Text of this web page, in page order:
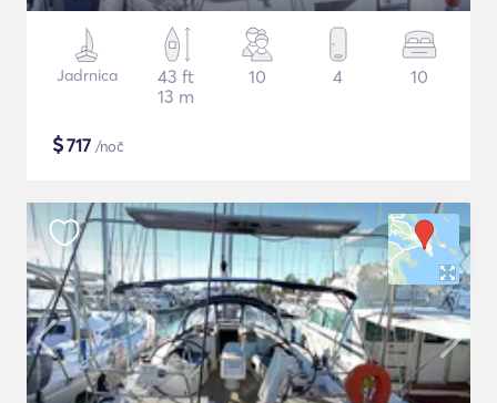
Jadrnica
43 ft
13 m
10 4 10
$717 /noč